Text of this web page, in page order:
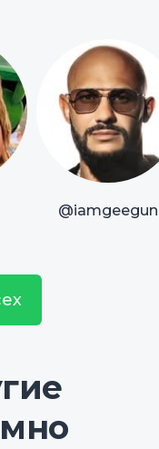
@iamgeegun